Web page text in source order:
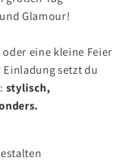
Glamour!
eine kleine Feier
setzt du
stylisch,